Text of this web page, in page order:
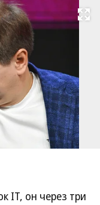
Развернуть
IT, он через три